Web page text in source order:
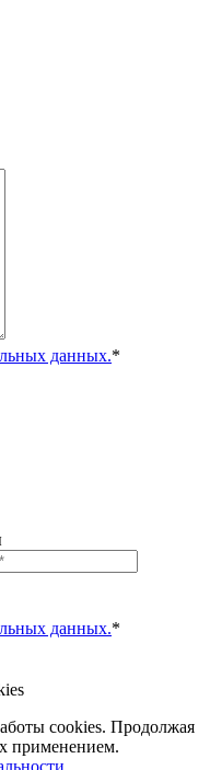
данных.*
данных.*
cookies. Продолжая
применением.